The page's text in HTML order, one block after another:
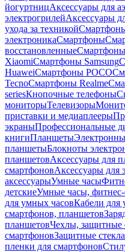
йогуртницАксессуары для
электрогрилейАксессуары
ухода за техникой
электроникаСмартфоны
восстановленные
XiaomiСмартфоны Samsung
HuaweiСмартфоны POCO
TecnoСмартфоны Realme
seriesКнопочные телефоны
мониторыТелевизоры
приставки и медиаплееры
экраныПрофессиональные
книгиПланшеты
планшетыБлокноты
планшетовАксессуары для
смартфоновАксессуары для
аксессуарыУмные часы
детскиеУмные часы, фитнес-
для умных часовКабели для
смартфонов, планшетов
планшетовЧехлы, защитные
смартфоновЗащитные
пленки для смартфонов